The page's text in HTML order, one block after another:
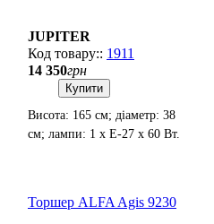
JUPITER
1911
14 350грн
Купити
Висота: 165 см; діаметр: 38
см; лампи: 1 х Е-27 х 60 Вт.
Торшер ALFA Agis 9230